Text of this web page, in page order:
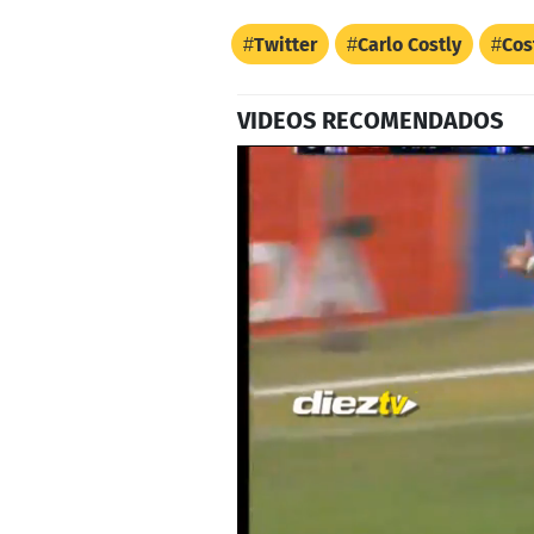
Twitter Carlo Costly
VIDEOS RECOMENDADOS